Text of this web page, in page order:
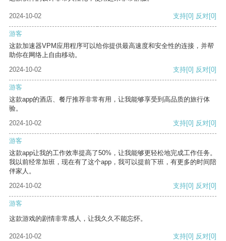
2024-10-02 支持[0] 反对[0]
游客
这款加速器VPM应用程序可以给你提供最高速度和安全性的连接，并帮
助你在网络上自由移动。
2024-10-02
支持[0] 反对[0]
游客
这款app的酒店、餐厅推荐非常有用，让我能够享受到高品质的旅行体
验。
2024-10-02
支持[0] 反对[0]
游客
这款app让我的工作效率提高了50%，让我能够更轻松地完成工作任务。
我以前经常加班，现在有了这个app，我可以提前下班，有更多的时间陪
伴家人。
2024-10-02
支持[0] 反对[0]
游客
这款游戏的剧情非常感人，让我久久不能忘怀。
2024-10-02 支持[0] 反对[0]